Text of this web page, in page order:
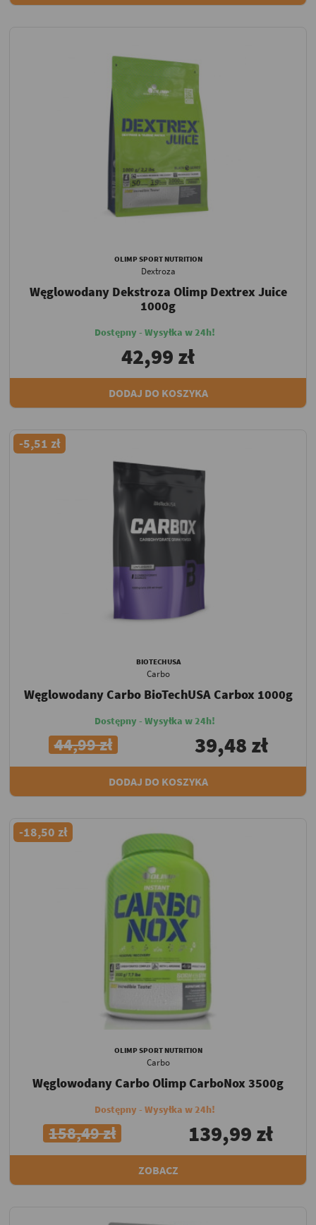
OLIMP SPORT NUTRITION
Dextroza
Węglowodany Dekstroza Olimp Dextrex Juice
1000g
Dostępny - Wysyłka w 24h!
42,99 zł
DODAJ DO KOSZYKA
-5,51 zł
BIOTECHUSA
Carbo
Węglowodany Carbo BioTechUSA Carbox 1000g
Dostępny - Wysyłka w 24h!
44,99 zł 39,48 zł
DODAJ DO KOSZYKA
-18,50 zł
OLIMP SPORT NUTRITION
Carbo
Węglowodany Carbo Olimp CarboNox 3500g
Dostępny - Wysyłka w 24h!
158,49 zł 139,99 zł
ZOBACZ